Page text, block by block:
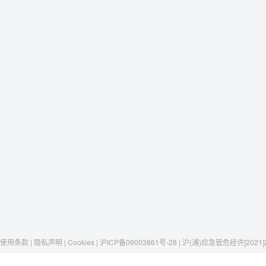
使用条款 | 隐私声明 | Cookies | 沪ICP备09003861号-28 | 沪(浦)应急管危经许